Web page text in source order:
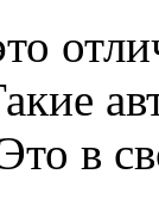
в